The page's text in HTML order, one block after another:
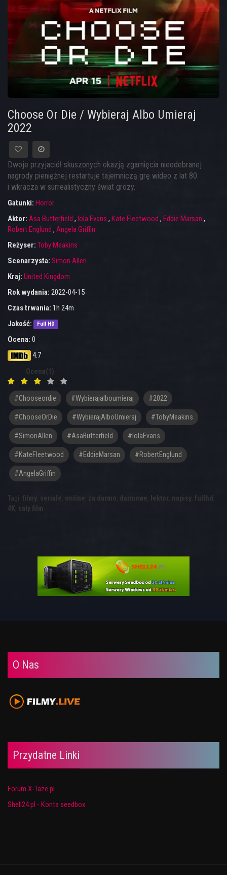
Choose Or Die / Wybieraj Albo Umieraj
2022
Dwoje przyjaciół skuszonych okazją zgarnięcia nieodebranej
nagrody pieniężnej restartuje tajemniczą grę wideo z lat 80.
i wkracza w surrealistyczny świat grozy.
Gatunki: Horror
Aktor: Asa Butterfield , Iola Evans , Kate Fleetwood , Eddie Marsan ,
Robert Englund , Angela Griffin
Reżyser: Toby Meakins
Scenarzysta: Simon Allen
Kraj: United Kingdom
Rok wydania: 2022-04-15
Czas trwania: 1h 24m
Jakość:
Full HD
Ocena: 0
4.7
Ocena(1)
#chooseordie #wybierajalboumieraj #2022
#ChooseOrDie #WybierajAlboUmieraj #TobyMeakins
#SimonAllen #AsaButterfield #IolaEvans
#KateFleetwood #EddieMarsan #RobertEnglund
#AngelaGriffin
Tagi: filmy, seriale, online, za darmo, darmowe, lektor, napisy, fullhd,
4K, cały film
O Nas
Przydatne Linki
Forum X-Taze.pl
Shell24.pl - Konta seedbox